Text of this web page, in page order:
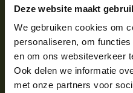
Deze website maakt
We gebruiken cookies om
personaliseren, om
en om ons websiteverkeer
Ook delen we informatie
met onze partners voor